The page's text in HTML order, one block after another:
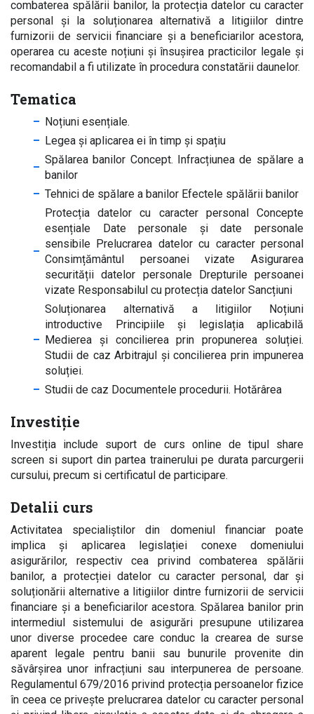
combaterea spălării banilor, la protecția datelor cu caracter
personal și la soluționarea alternativă a litigiilor dintre
furnizorii de servicii financiare și a beneficiarilor acestora,
operarea cu aceste noțiuni și însușirea practicilor legale și
recomandabil a fi utilizate în procedura constatării daunelor.
Tematica
Noțiuni esențiale.
Legea și aplicarea ei în timp și spațiu
Spălarea banilor Concept. Infracțiunea de spălare a
banilor
Tehnici de spălare a banilor Efectele spălării banilor
Protecția datelor cu caracter personal Concepte
esențiale Date personale și date personale
sensibile Prelucrarea datelor cu caracter personal
Consimțământul persoanei vizate Asigurarea
securității datelor personale Drepturile persoanei
vizate Responsabilul cu protecția datelor Sancțiuni
Soluționarea alternativă a litigiilor Noțiuni
introductive Principiile și legislația aplicabilă
Medierea și concilierea prin propunerea soluției.
Studii de caz Arbitrajul și concilierea prin impunerea
soluției.
Studii de caz Documentele procedurii. Hotărârea
Investiție
Investiția include suport de curs online de tipul share
screen si suport din partea trainerului pe durata parcurgerii
cursului, precum si certificatul de participare.
Detalii curs
Activitatea specialiștilor din domeniul financiar poate
implica și aplicarea legislației conexe domeniului
asigurărilor, respectiv cea privind combaterea spălării
banilor, a protecției datelor cu caracter personal, dar și
soluționării alternative a litigiilor dintre furnizorii de servicii
financiare și a beneficiarilor acestora. Spălarea banilor prin
intermediul sistemului de asigurări presupune utilizarea
unor diverse procedee care conduc la crearea de surse
aparent legale pentru banii sau bunurile provenite din
săvârșirea unor infracțiuni sau interpunerea de persoane.
Regulamentul 679/2016 privind protecția persoanelor fizice
în ceea ce privește prelucrarea datelor cu caracter personal